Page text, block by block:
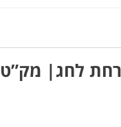
לחג| מק”ט 8212